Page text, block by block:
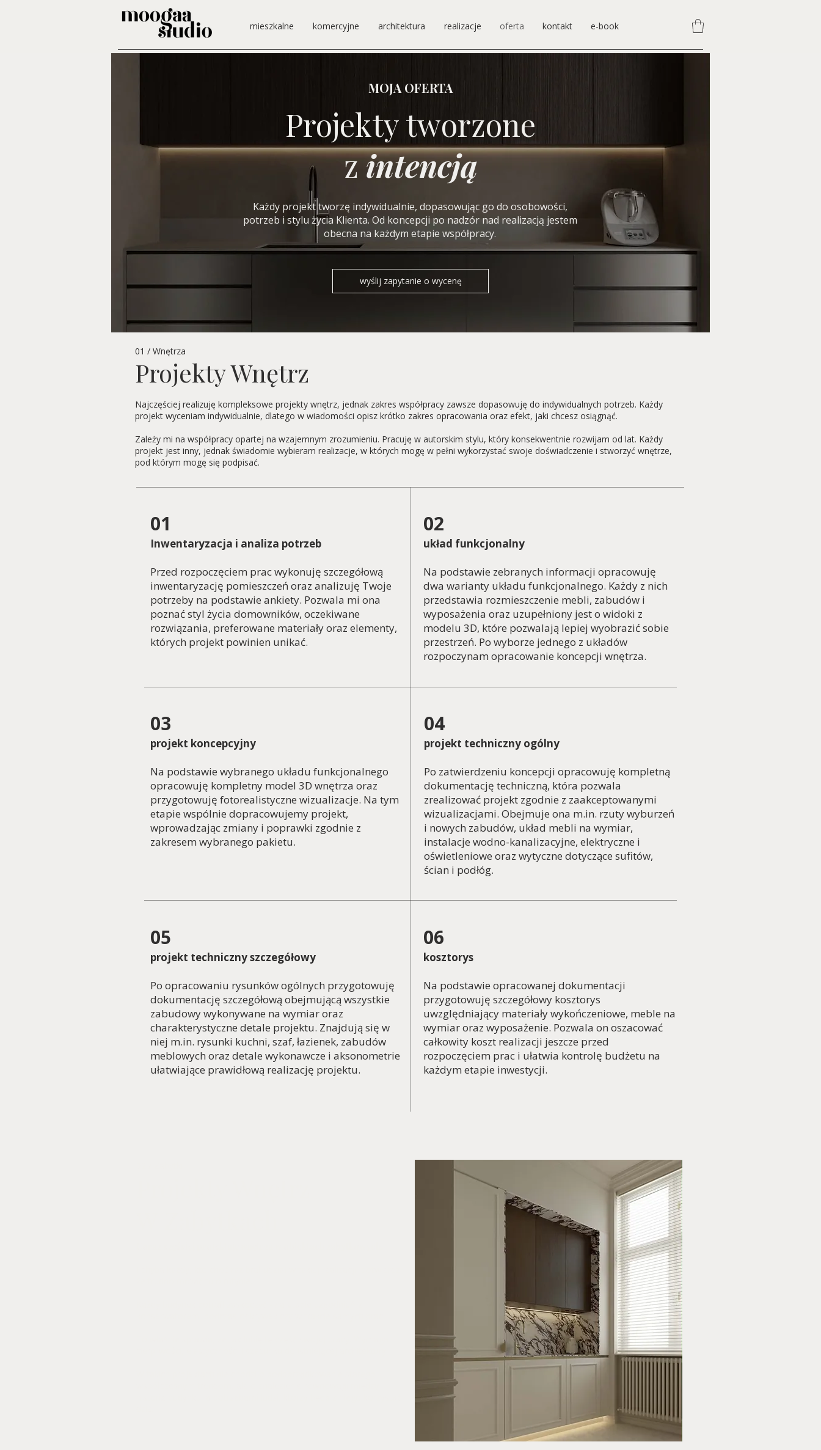
mieszkalne komercyjne architektura realizacje oferta kontakt e-book
Projekty tworzone
zintencją
Każdy projekt tworzę indywidualnie, dopasowując go do osobowości,
potrzeb i stylu życia Klienta. Od koncepcji po nadzór nad realizacją jestem
obecna na każdym etapie współpracy.
wyślij zapytanie o wycenę
MOJA OFERTA
01 / Wnętrza
Projekty Wnętrz
Najczęściej realizuję kompleksowe projekty wnętrz, jednak zakres współpracy zawsze dopasowuję do indywidualnych potrzeb. Każdy
projekt wyceniam indywidualnie, dlatego w wiadomości opisz krótko zakres opracowania oraz efekt, jaki chcesz osiągnąć.
Zależy mi na współpracy opartej na wzajemnym zrozumieniu. Pracuję w autorskim stylu, który konsekwentnie rozwijam od lat. Każdy
projekt jest inny, jednak świadomie wybieram realizacje, w których mogę w pełni wykorzystać swoje doświadczenie i stworzyć wnętrze,
pod którym mogę się podpisać.
01
Inwentaryzacja i analiza potrzeb
Przed rozpoczęciem prac wykonuję szczegółową
inwentaryzację pomieszczeń oraz analizuję Twoje
potrzeby na podstawie ankiety. Pozwala mi ona
poznać styl życia domowników, oczekiwane
rozwiązania, preferowane materiały oraz elementy,
których projekt powinien unikać.
02
układ funkcjonalny
Na podstawie zebranych informacji opracowuję
dwa warianty układu funkcjonalnego. Każdy z nich
przedstawia rozmieszczenie mebli, zabudów i
wyposażenia oraz uzupełniony jest o widoki z
modelu 3D, które pozwalają lepiej wyobrazić sobie
przestrzeń. Po wyborze jednego z układów
rozpoczynam opracowanie koncepcji wnętrza.
04
projekt techniczny ogólny
Po zatwierdzeniu koncepcji opracowuję kompletną
dokumentację techniczną, która pozwala
zrealizować projekt zgodnie z zaakceptowanymi
wizualizacjami. Obejmuje ona m.in. rzuty wyburzeń
i nowych zabudów, układ mebli na wymiar,
instalacje wodno-kanalizacyjne, elektryczne i
oświetleniowe oraz wytyczne dotyczące sufitów,
ścian i podłóg.
03
projekt koncepcyjny
Na podstawie wybranego układu funkcjonalnego
opracowuję kompletny model 3D wnętrza oraz
przygotowuję fotorealistyczne wizualizacje. Na tym
etapie wspólnie dopracowujemy projekt,
wprowadzając zmiany i poprawki zgodnie z
zakresem wybranego pakietu.
05
projekt techniczny szczegółowy
Po opracowaniu rysunków ogólnych przygotowuję
dokumentację szczegółową obejmującą wszystkie
zabudowy wykonywane na wymiar oraz
charakterystyczne detale projektu. Znajdują się w
niej m.in. rysunki kuchni, szaf, łazienek, zabudów
meblowych oraz detale wykonawcze i aksonometrie
ułatwiające prawidłową realizację projektu.
06
kosztorys
Na podstawie opracowanej dokumentacji
przygotowuję szczegółowy kosztorys
uwzględniający materiały wykończeniowe, meble na
wymiar oraz wyposażenie. Pozwala on oszacować
całkowity koszt realizacji jeszcze przed
rozpoczęciem prac i ułatwia kontrolę budżetu na
każdym etapie inwestycji.